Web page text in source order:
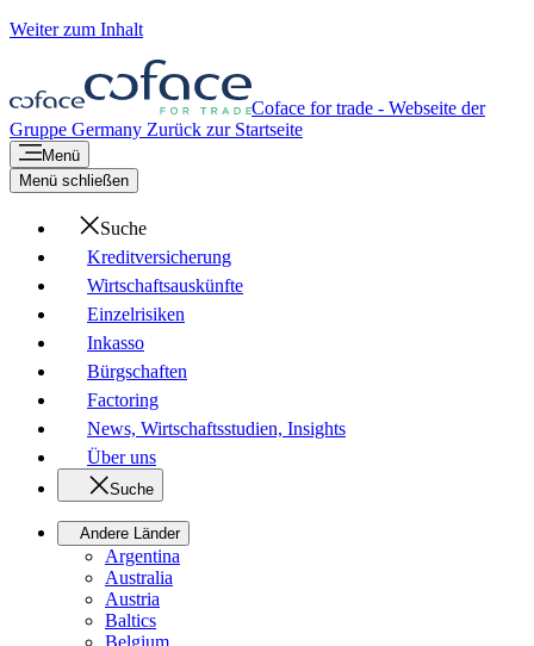
Weiter zum Inhalt
Coface for trade - Webseite der
Gruppe Germany Zurück zur Startseite
Menü
Menü schließen
Suche
Kreditversicherung
Wirtschaftsauskünfte
Einzelrisiken
Inkasso
Bürgschaften
Factoring
News, Wirtschaftsstudien, Insights
Über uns
Suche
Andere Länder
Argentina
Australia
Austria
Baltics
Belgium